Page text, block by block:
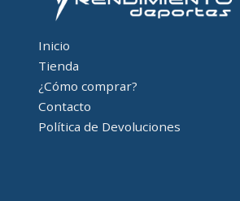
Inicio
Tienda
¿Cómo comprar?
Contacto
Política de Devoluciones